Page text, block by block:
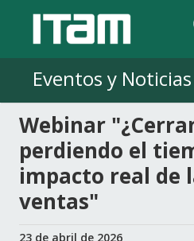
Eventos y Noticias
Webinar
perdiendo el
impacto real de
ventas"
23 de abril de 2026